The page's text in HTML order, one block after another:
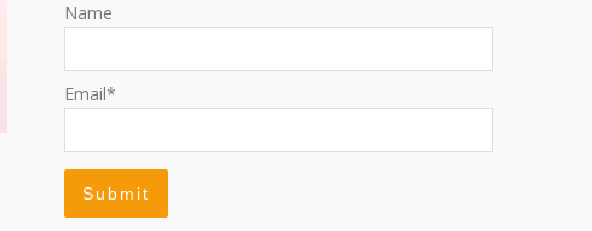
Name
Email*